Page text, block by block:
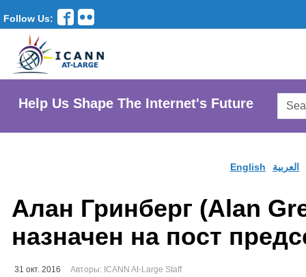
Follow Us:
Help Us Shape The Internet's Future
English العربية
Алан Гринберг (Alan
назначен на пост
31 окт. 2016 Авторы: ICANN At-Large Staff